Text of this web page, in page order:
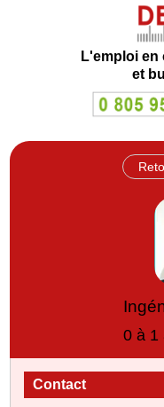
L'emploi
et
0 à 1
Contact